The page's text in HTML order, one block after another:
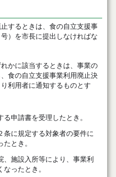
するときは、食の自立支援事
）を市長に提出しなければな
かに該当するときは、事業の
食の自立支援事業利用廃止決
利用者に通知するものとす
申請書を受理したとき。
に規定する対象者の要件に
とき。
施設入所等により、事業利
なったとき。